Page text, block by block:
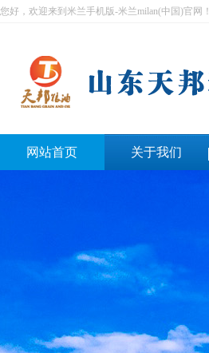
您好，欢迎来到米兰手机版-米兰milan(中国)官网！
网站首页 关于我们